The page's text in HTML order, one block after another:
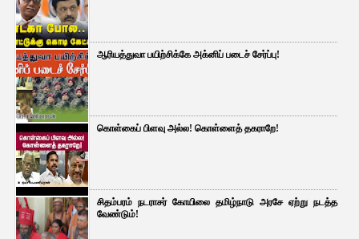
ஆரியத்துவா பயிற்சிக்கே அக்னிப் படைச் சேர்ப்பு!
கொள்கைப் பிளவு அல்ல! கொள்ளைத் தகராறே!
சிதம்பரம் நடராசர் கோயிலை தமிழ்நாடு அரசே ஏற்று நடத்த
வேண்டும்!